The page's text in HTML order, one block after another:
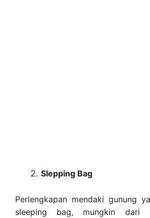
Slepping Bag
Perlengkapan mendaki gunung
sleeping bag, mungkin dari